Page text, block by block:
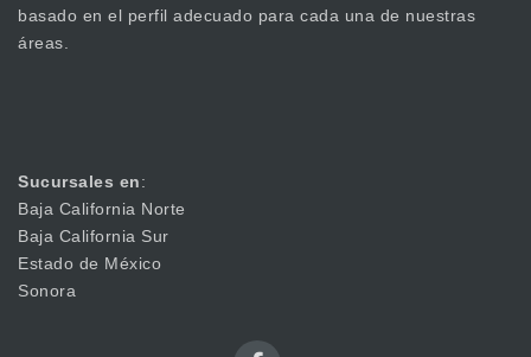
basado en el perfil adecuado para cada una de nuestras
áreas.
Sucursales en:
Baja California Norte
Baja California Sur
Estado de México
Sonora